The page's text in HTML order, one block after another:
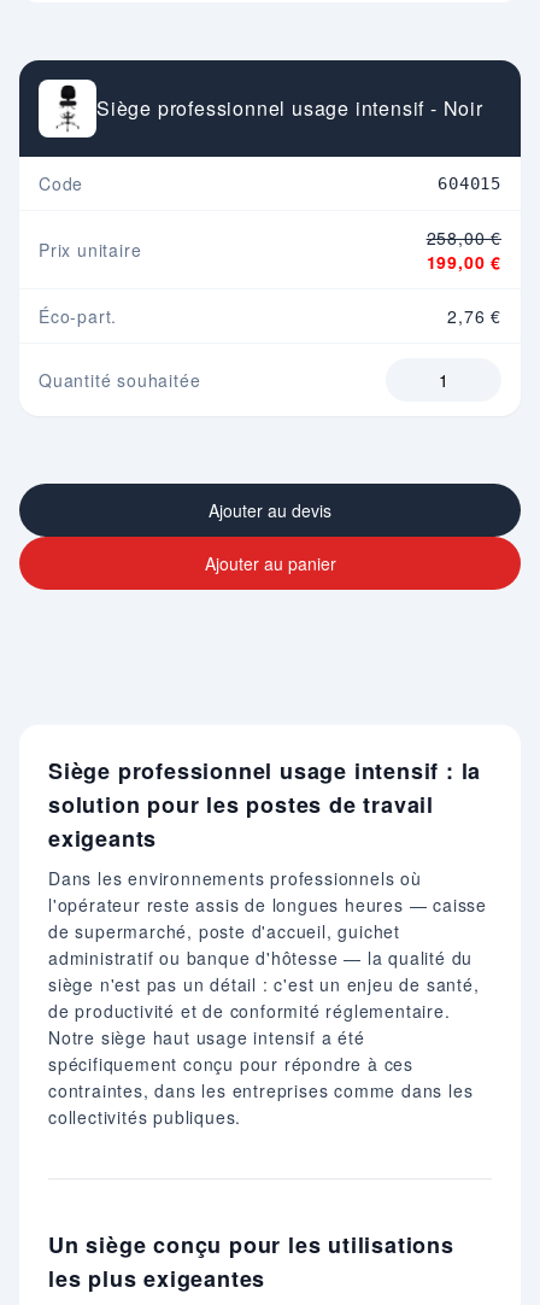
Siège professionnel usage intensif - Noir
Code 604015
Prix unitaire 199,00 €
258,00 €
Éco-part. 2,76 €
Quantité souhaitée
Ajouter au devis
Ajouter au panier
Siège professionnel usage intensif : la
solution pour les postes de travail
exigeants
Dans les environnements professionnels où
l'opérateur reste assis de longues heures — caisse
de supermarché, poste d'accueil, guichet
administratif ou banque d'hôtesse — la qualité du
siège n'est pas un détail : c'est un enjeu de santé,
de productivité et de conformité réglementaire.
Notre siège haut usage intensif a été
spécifiquement conçu pour répondre à ces
contraintes, dans les entreprises comme dans les
collectivités publiques.
Un siège conçu pour les utilisations
les plus exigeantes